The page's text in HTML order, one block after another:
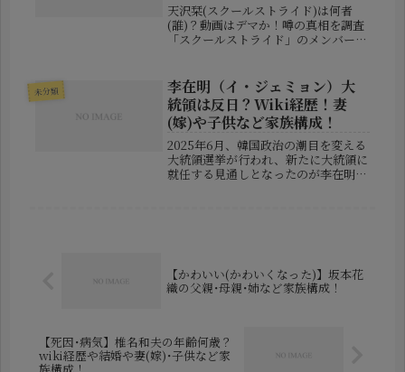
天沢栞(スクールストライド)は何者
(誰)？動画はデマか！噂の真相を調査
「スクールストライド」のメンバーと
題の動画は本物なのか」といった検索
が増えています。しかし、インター...
未分類
李在明（イ・ジェミョン）大
統領は反日？Wiki経歴！妻
(嫁)や子供など家族構成！
2025年6月、韓国政治の潮目を変える
大統領選挙が行われ、新たに大統領に
就任する見通しとなったのが李在明
【かわいい(かわいくなった)】坂本花
織の父親･母親･姉など家族構成！
【死因･病気】椎名和夫の年齢何歳？
wiki経歴や結婚や妻(嫁)･子供など家